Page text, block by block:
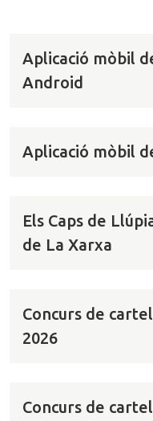
Aplicació mòbil
Android
Aplicació mòbil
Els Caps de
de La Xarxa
Concurs de
2026
Concurs de